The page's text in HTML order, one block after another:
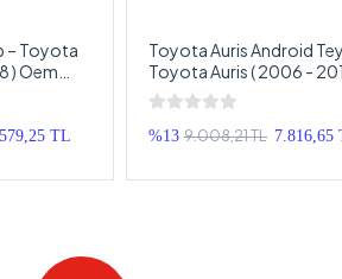
– Toyota
) Oem
– Toyota
Teyp
TL
Toyota Auris Android
Toyota Auris ( 2006 -
Oem Android Multimedya
Toyota Auris Android OEM
Double Teyp
%13 9.008,21 TL 7.816,65